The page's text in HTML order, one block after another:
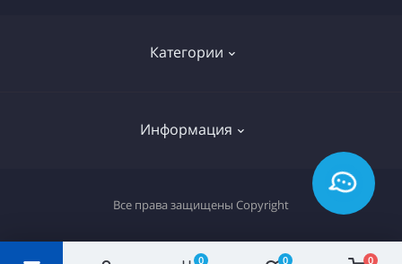
0 0 0
Категории
Российские сигареты
Информация
Все права защищены Copyright